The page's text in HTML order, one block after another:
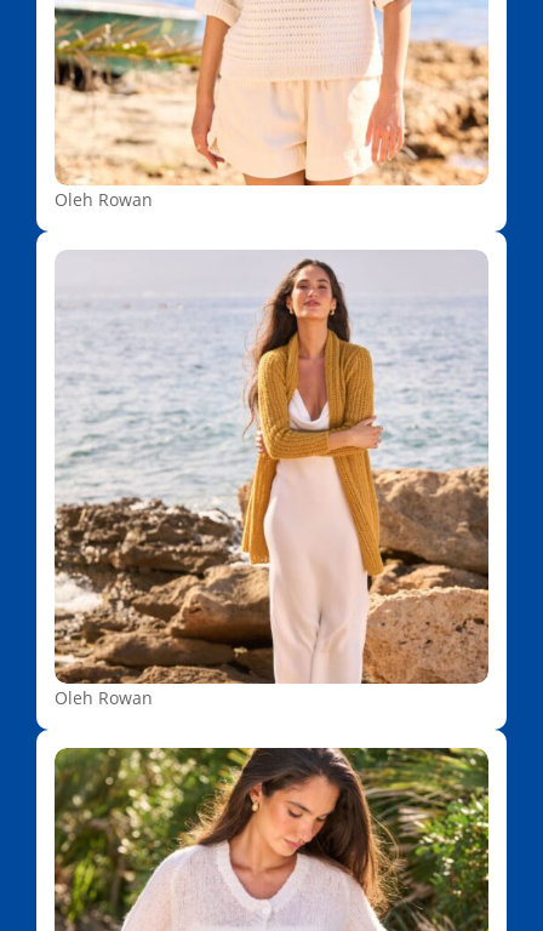
Oleh Rowan
Oleh Rowan